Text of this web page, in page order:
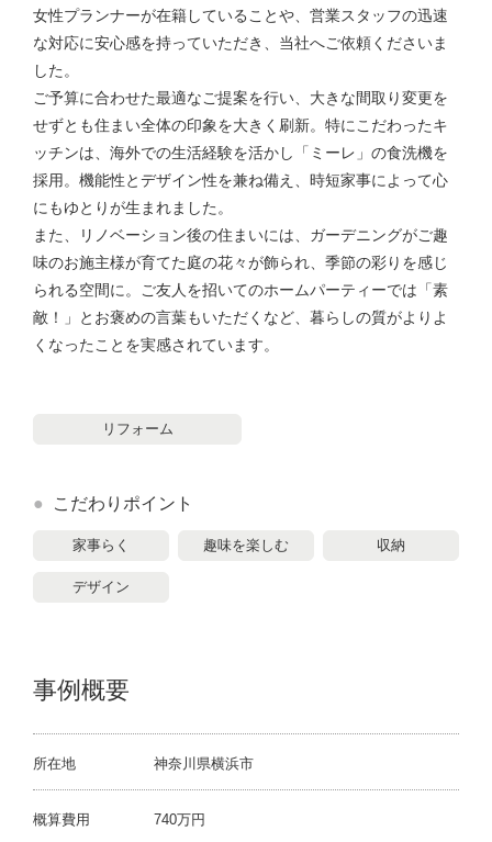
女性プランナーが在籍していることや、営業スタッフの迅速
な対応に安心感を持っていただき、当社へご依頼くださいま
した。
ご予算に合わせた最適なご提案を行い、大きな間取り変更を
せずとも住まい全体の印象を大きく刷新。特にこだわったキ
ッチンは、海外での生活経験を活かし「ミーレ」の食洗機を
採用。機能性とデザイン性を兼ね備え、時短家事によって心
にもゆとりが生まれました。
また、リノベーション後の住まいには、ガーデニングがご趣
味のお施主様が育てた庭の花々が飾られ、季節の彩りを感じ
られる空間に。ご友人を招いてのホームパーティーでは「素
敵！」とお褒めの言葉もいただくなど、暮らしの質がよりよ
くなったことを実感されています。
リフォーム
こだわりポイント
家事らく 趣味を楽しむ 収納
デザイン
事例概要
所在地 神奈川県横浜市
概算費用 740万円